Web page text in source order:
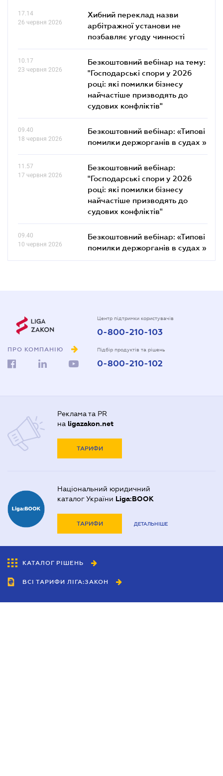
17.14
26 червня 2026
Хибний переклад назви
арбітражної установи не
позбавляє угоду чинності
10.17
23 червня 2026
Безкоштовний вебінар на тему:
"Господарські спори у 2026
році: які помилки бізнесу
найчастіше призводять до
судових конфліктів"
09.40
18 червня 2026
Безкоштовний вебінар: «Типові
помилки держорганів в судах »
11.57
17 червня 2026
Безкоштовний вебінар:
"Господарські спори у 2026
році: які помилки бізнесу
найчастіше призводять до
судових конфліктів"
09.40
10 червня 2026
Безкоштовний вебінар: «Типові
помилки держорганів в судах »
ПРО КОМПАНІЮ
Центр підтримки користувачів
0-800-210-103
Підбір продуктів та рішень
0-800-210-102
Реклама та PR
на ligazakon.net
ТАРИФИ
Національний юридичний
каталог України Liga:BOOK
ТАРИФИ ДЕТАЛЬНІШЕ
КАТАЛОГ РІШЕНЬ
ВСІ ТАРИФИ ЛІГА:ЗАКОН